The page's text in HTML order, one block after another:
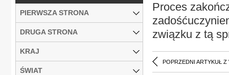
Proces
związku z tą
POPRZEDNI ARTYKUŁ Z
PIERWSZA STRONA
DRUGA STRONA
KRAJ
ŚWIAT